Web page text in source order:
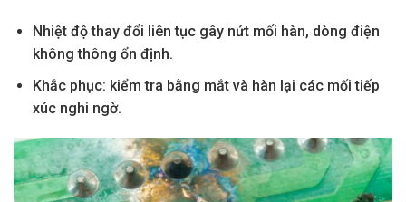
Nhiệt độ thay đổi liên tục gây nứt mối hàn, dòng điện
không thông ổn định.
Khắc phục: kiểm tra bằng mắt và hàn lại các mối tiếp
xúc nghi ngờ.